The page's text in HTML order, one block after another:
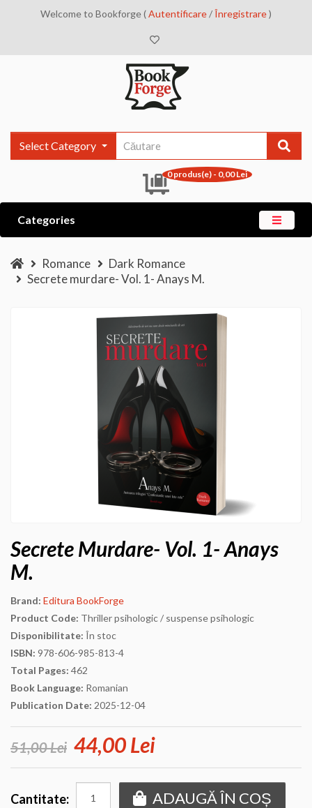
Welcome to Bookforge (Autentificare/Înregistrare)
Select Category
0 produs(e) - 0,00 Lei
Categories
Romance
Dark Romance
Secrete murdare- Vol. 1- Anays M.
Secrete Murdare- Vol. 1- Anays
M.
Brand: Editura BookForge
Product Code: Thriller psihologic / suspense psihologic
Disponibilitate: În stoc
ISBN: 978-606-985-813-4
Total Pages: 462
Book Language: Romanian
Publication Date: 2025-12-04
51,00 Lei 44,00 Lei
Cantitate: ADAUGĂ ÎN COȘ